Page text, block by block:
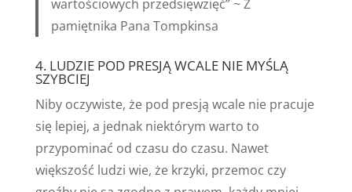
wartościowych przedsięwzięć” ~ Z
pamiętnika Pana Tompkinsa
4. LUDZIE POD PRESJĄ WCALE NIE MYŚLĄ
SZYBCIEJ
Niby oczywiste, że pod presją wcale nie pracuje
się lepiej, a jednak niektórym warto to
przypominać od czasu do czasu. Nawet
większość ludzi wie, że krzyki, przemoc czy